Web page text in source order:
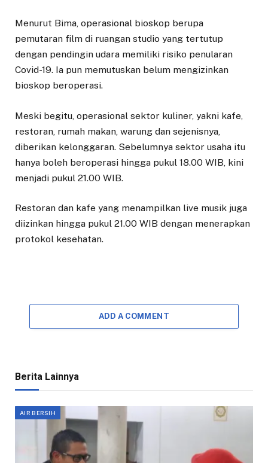
Menurut Bima, operasional bioskop berupa
pemutaran film di ruangan studio yang tertutup
dengan pendingin udara memiliki risiko penularan
Covid-19. Ia pun memutuskan belum mengizinkan
bioskop beroperasi.
Meski begitu, operasional sektor kuliner, yakni kafe,
restoran, rumah makan, warung dan sejenisnya,
diberikan kelonggaran. Sebelumnya sektor usaha itu
hanya boleh beroperasi hingga pukul 18.00 WIB, kini
menjadi pukul 21.00 WIB.
Restoran dan kafe yang menampilkan live musik juga
diizinkan hingga pukul 21.00 WIB dengan menerapkan
protokol kesehatan.
ADD A COMMENT
Berita Lainnya
AIR BERSIH